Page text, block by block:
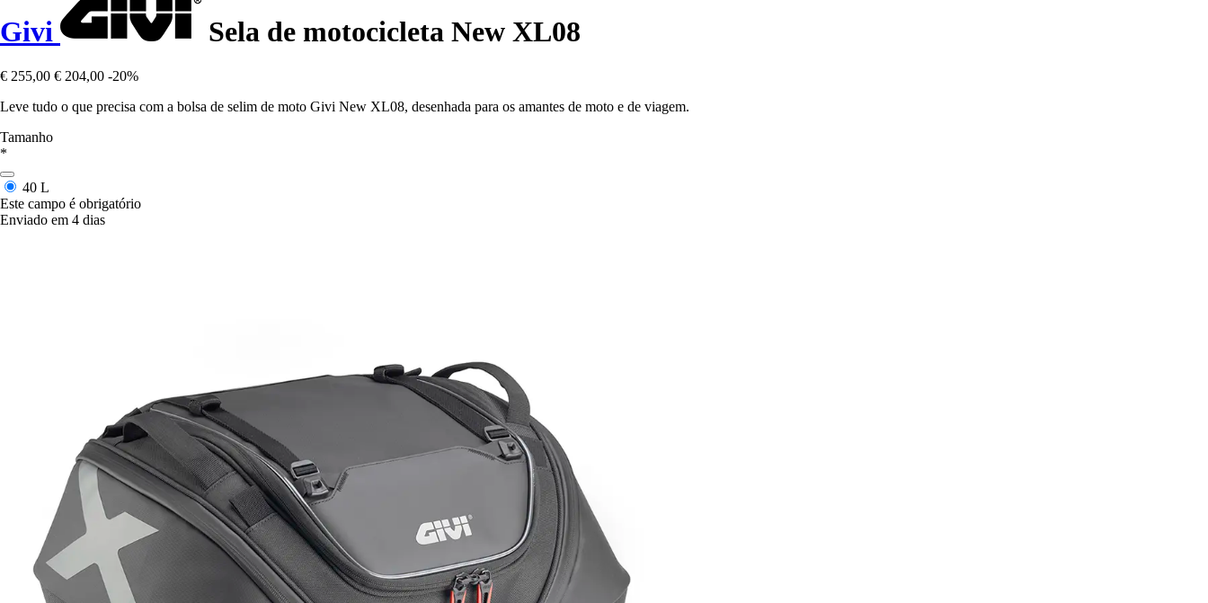
Givi Sela de motocicleta New XL08
€ 255,00 € 204,00 -20%
Leve tudo o que precisa com a bolsa de selim de moto Givi New XL08, desenhada para os amantes de moto e de viagem.
Tamanho
*
40 L
Este campo é obrigatório
Enviado em 4 dias